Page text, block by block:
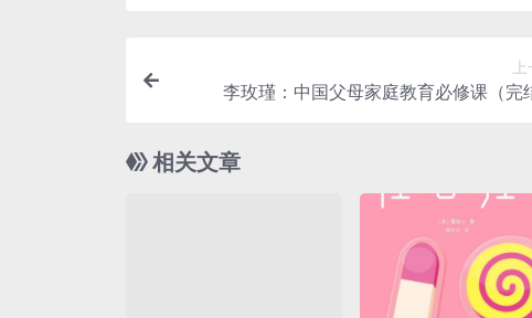
李玫瑾：中国父母家庭教育必修课（完
相关文章